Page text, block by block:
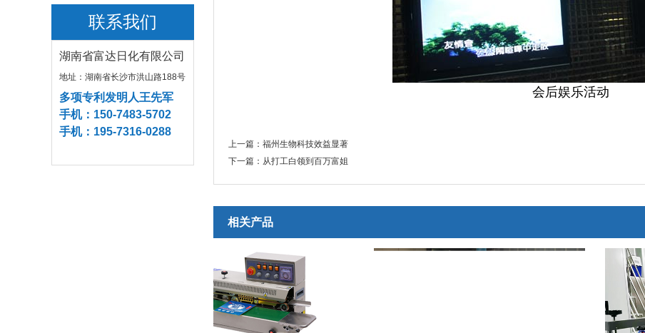
联系我们
湖南省富达日化有限公司
地址：湖南省长沙市洪山路188号
多项专利发明人王先军
手机：150-7483-5702
手机：195-7316-0288
会后娱乐活动
上一篇： 福州生物科技效益显著
下一篇： 从打工白领到百万富姐
相关产品